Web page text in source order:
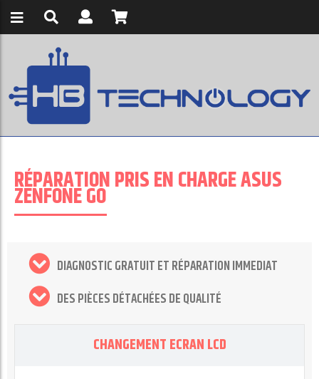
RÉPARATION PRIS EN CHARGE ASUS
ZENFONE GO
DIAGNOSTIC GRATUIT ET RÉPARATION IMMEDIAT
DES PIÈCES DÉTACHÉES DE QUALITÉ
CHANGEMENT ECRAN LCD